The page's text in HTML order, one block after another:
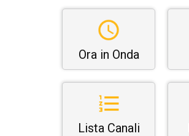
Ora in Onda
Lista Canali